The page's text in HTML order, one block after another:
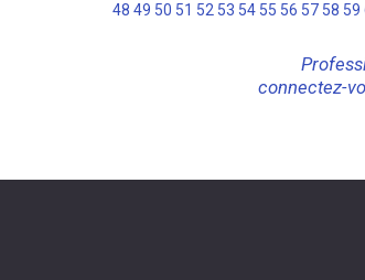
48 49 50 51 52 53 54 55 56 57 58 59
connectez-